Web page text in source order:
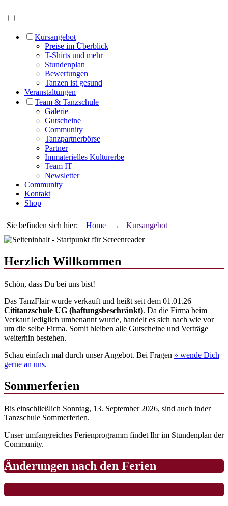
Kursangebot
Preise im Überblick
T-Shirts und mehr
Stundenplan
Bewertungen
Tanzen ist gesund
Veranstaltungen
Team & Tanzschule
Galerie
Gutscheine
Community
Tanzpartnerbörse
Partner
Immaterielles Kulturerbe
Team IT
Newsletter
Community
Kontakt
Shop
Sie befinden sich hier: Home → Kursangebot
Herzlich Willkommen
Schön, dass Du bei uns bist!
Das TanzFlair wurde verkauft und heißt seit dem 01.01.26
Cititanzschule UG (haftungsbeschränkt). Da die Firma beim
Verkauf lediglich umbenannt wurde, handelt es sich nach wie vor
um die selbe Firma. Somit bleiben alle Gutscheine und Verträge
weiterhin bestehen.
Schau einfach mal durch unser Angebot. Bei Fragen » wende Dich
gerne an uns.
Sommerferien
Bis einschließlich Sonntag, 13. September 2026, sind auch inder
Tanzschule Sommerferien.
Unser umfangreiches Ferienprogramm findet Ihr im Stundenplan der
Community.
Änderungen nach den Ferien